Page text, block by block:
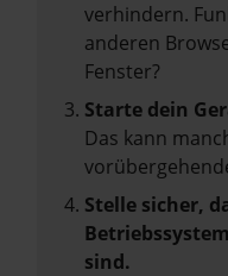
verhindern.
anderen
Fenster?
Starte dein
Das kann
Stelle sicher,
sind.